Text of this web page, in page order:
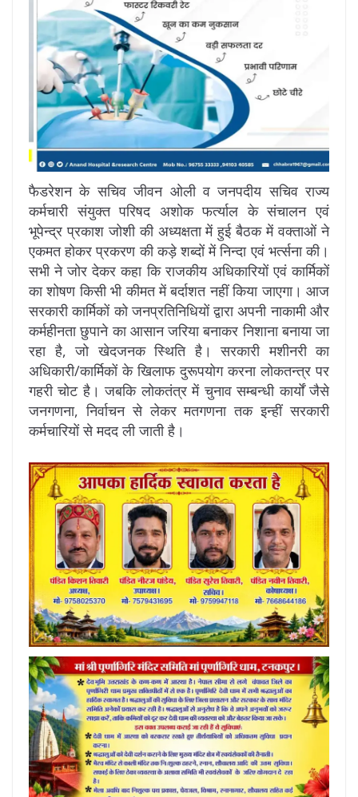
फैडरेशन के सचिव जीवन ओली व जनपदीय सचिव राज्य
कर्मचारी संयुक्त परिषद अशोक फर्त्याल के संचालन एवं
भूपेन्द्र प्रकाश जोशी की अध्यक्षता में हुई बैठक में वक्ताओं ने
एकमत होकर प्रकरण की कड़े शब्दों में निन्दा एवं भर्त्सना की।
सभी ने जोर देकर कहा कि राजकीय अधिकारियों एवं कार्मिकों
का शोषण किसी भी कीमत में बर्दाशत नहीं किया जाएगा। आज
सरकारी कार्मिकों को जनप्रतिनिधियों द्वारा अपनी नाकामी और
कर्महीनता छुपाने का आसान जरिया बनाकर निशाना बनाया जा
रहा है, जो खेदजनक स्थिति है। सरकारी मशीनरी का
अधिकारी/कार्मिकों के खिलाफ दुरूपयोग करना लोकतन्त्र पर
गहरी चोट है। जबकि लोकतंत्र में चुनाव सम्बन्धी कार्यों जैसे
जनगणना, निर्वाचन से लेकर मतगणना तक इन्हीं सरकारी
कर्मचारियों से मदद ली जाती है।